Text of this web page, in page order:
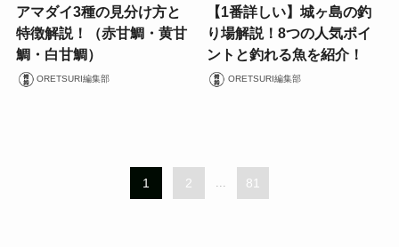
アマダイ3種の見分け方と
特徴解説！（赤甘鯛・黄甘
鯛・白甘鯛）
ORETSURI編集部
【1番詳しい】城ヶ島の釣
り場解説！8つの人気ポイ
ントと釣れる魚を紹介！
ORETSURI編集部
1 2 ... 81